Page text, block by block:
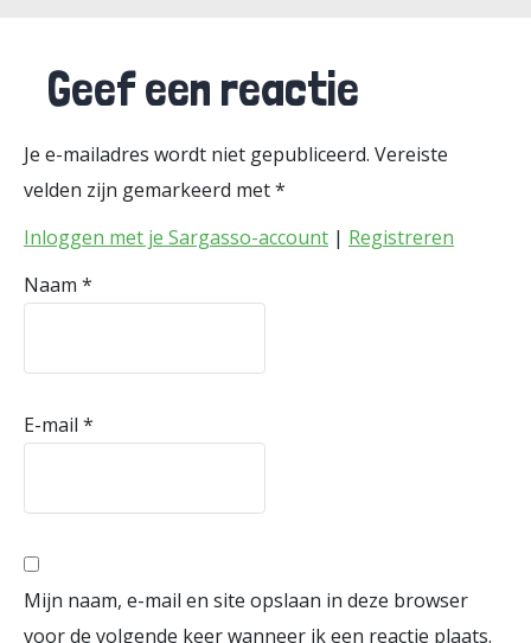
Geef een reactie
Je e-mailadres wordt niet gepubliceerd. Vereiste
velden zijn gemarkeerd met*
Inloggen met je Sargasso-account | Registreren
Naam *
E-mail *
Mijn naam, e-mail en site opslaan in deze browser
voor de volgende keer wanneer ik een reactie plaats.